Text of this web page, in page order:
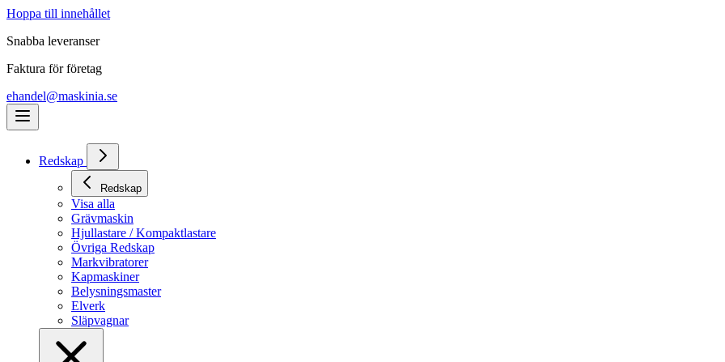
Hoppa till innehållet
Snabba leveranser
Faktura för företag
ehandel@maskinia.se
Redskap
Redskap
Visa alla
Grävmaskin
Hjullastare / Kompaktlastare
Övriga Redskap
Markvibratorer
Kapmaskiner
Belysningsmaster
Elverk
Släpvagnar